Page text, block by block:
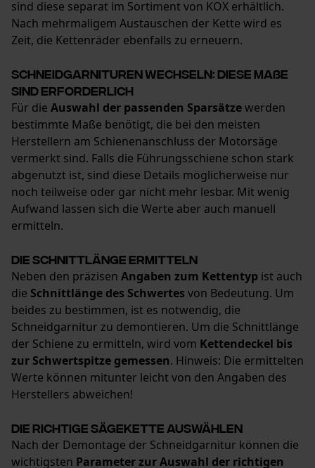
sind diese separat im Sortiment von KOX erhältlich.
Nach mehrmaligem Austauschen der Kette wird es
Zeit, die Kettenräder ebenfalls zu erneuern.
Schneidgarnituren wechseln: Diese Maße
sind erforderlich
Für die Auswahl der passenden Sparsätzewerden
bestimmte Maße benötigt, die bei den meisten
Herstellern am Schienenanschluss der Motorsäge
vermerkt sind. Falls die Führungsschiene schon stark
abgenutzt ist, sind diese Details möglicherweise nur
noch teilweise oder gar nicht mehr lesbar. Mit wenig
Aufwand lassen sich die Werte aber auch manuell
ermitteln.
Die Schnittlänge ermitteln
Neben den präzisen Angaben zum Kettentyp ist auch
die Schnittlänge des Schwertes von Bedeutung. Um
beides zu bestimmen, ist es notwendig, die
Schneidgarnitur zu demontieren. Um die Schnittlänge
der Schiene zu ermitteln, wird vom Kettendeckel bis
zur Schwertspitze gemessen. Hinweis: Die ermittelten
Werte können mitunter leicht von den Angaben des
Herstellers abweichen!
Die richtige Sägekette auswählen
Nach der Demontage der Schneidgarnitur können die
wichtigsten Parameter zur Auswahl der richtigen
Persönliche Begrüßung
Geo-IP und User Detection
Google Maps
Kontaktaufnahme per Chat
Marketing Cookies
Facebook Pixel
Criteo
Survicate